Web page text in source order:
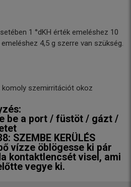
1 °dKH érték emeléshez 10
4,5 g szerre van szükség.
szemirritációt okoz
be a port / füstöt / gázt /
SZEMBE KERÜLÉS
vízze öblögesse ki pár
kontaktlencsét visel, ami
vegye ki.